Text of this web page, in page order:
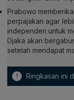
Prabowo
perpajakan agar
independen untuk
Djaka akan
setelah mendapat
! Ringkasan ini